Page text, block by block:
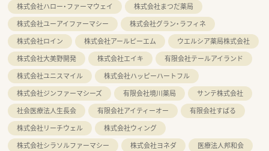
株式会社ハロー・ファーマウェイ
株式会社まつだ薬局
株式会社ユーアイファーマシー
株式会社グラン・ラフィネ
株式会社ロイン
株式会社アールピーエム
ウエルシア薬局株式会社
株式会社大美野開発
株式会社エイキ
有限会社テールアイランド
株式会社ユニスマイル
株式会社ハッピーハートフル
株式会社ジンファーマシーズ
有限会社境川薬局
サンテ株式会社
社会医療法人生長会
有限会社アイティーオー
有限会社すばる
株式会社リーチウェル
株式会社ウィング
株式会社シラソルファーマシー
株式会社ヨネダ
医療法人邦和会